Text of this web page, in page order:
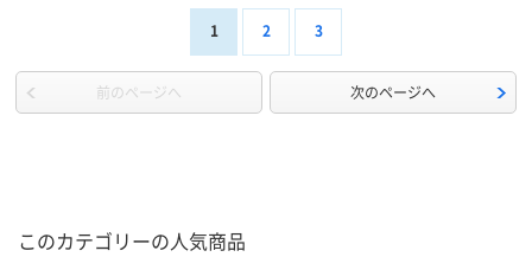
1 2 3
前のページへ 次のページへ
このカテゴリーの人気商品